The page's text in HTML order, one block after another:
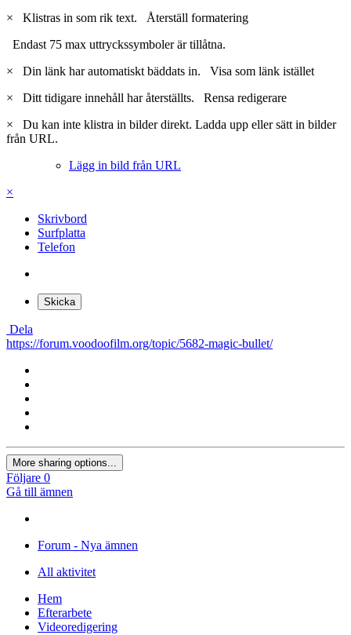
×
Klistras in som rik text. Återställ formatering
Endast 75 max uttryckssymboler är tillåtna.
×
Din länk har automatiskt bäddats in. Visa som länk istället
×
Ditt tidigare innehåll har återställts. Rensa redigerare
×
Du kan inte klistra in bilder direkt. Ladda upp eller sätt in bilder
från URL.
Lägg in bild från URL
×
Skrivbord
Surfplatta
Telefon
Skicka
Dela
https://forum.voodoofilm.org/topic/5682-magic-bullet/
More sharing options...
Följare 0
Gå till ämnen
Forum - Nya ämnen
All aktivitet
Hem
Efterarbete
Videoredigering